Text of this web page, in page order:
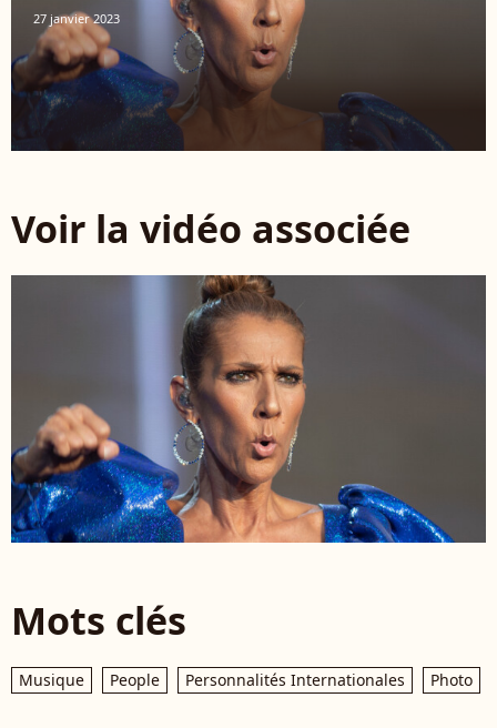
27 janvier 2023
Voir la vidéo associée
Mots clés
Musique People Personnalités Internationales Photo